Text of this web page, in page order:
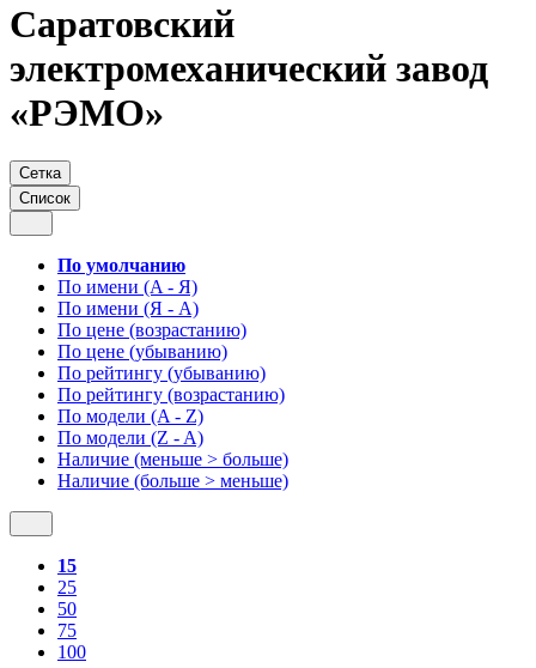
Саратовский
электромеханический завод
«РЭМО»
Сетка
Список
По умолчанию
По имени (A - Я)
По имени (Я - A)
По цене (возрастанию)
По цене (убыванию)
По рейтингу (убыванию)
По рейтингу (возрастанию)
По модели (A - Z)
По модели (Z - A)
Наличие (меньше > больше)
Наличие (больше > меньше)
15
25
50
75
100